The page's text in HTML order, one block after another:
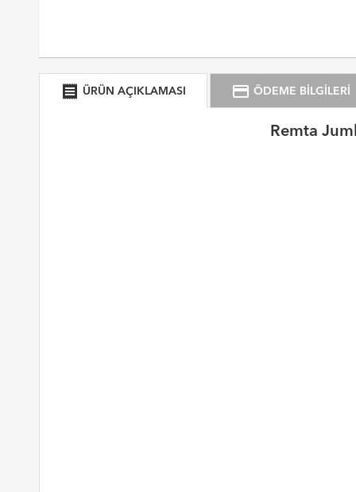
receipt ÜRÜN AÇIKLAMASI credit_card ÖDEME BİLGİLERİ
Remta